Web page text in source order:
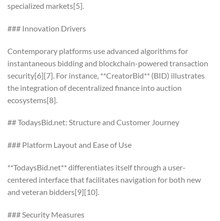
specialized markets[5].
### Innovation Drivers
Contemporary platforms use advanced algorithms for
instantaneous bidding and blockchain-powered transaction
security[6][7]. For instance, **CreatorBid** (BID) illustrates
the integration of decentralized finance into auction
ecosystems[8].
## TodaysBid.net: Structure and Customer Journey
### Platform Layout and Ease of Use
**TodaysBid.net** differentiates itself through a user-
centered interface that facilitates navigation for both new
and veteran bidders[9][10].
### Security Measures